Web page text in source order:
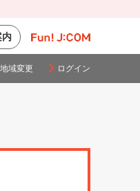
内
地域変更 ログイン